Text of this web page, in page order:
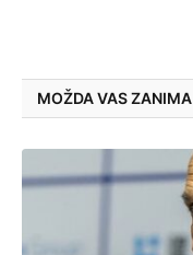
MOŽDA VAS ZANIMA